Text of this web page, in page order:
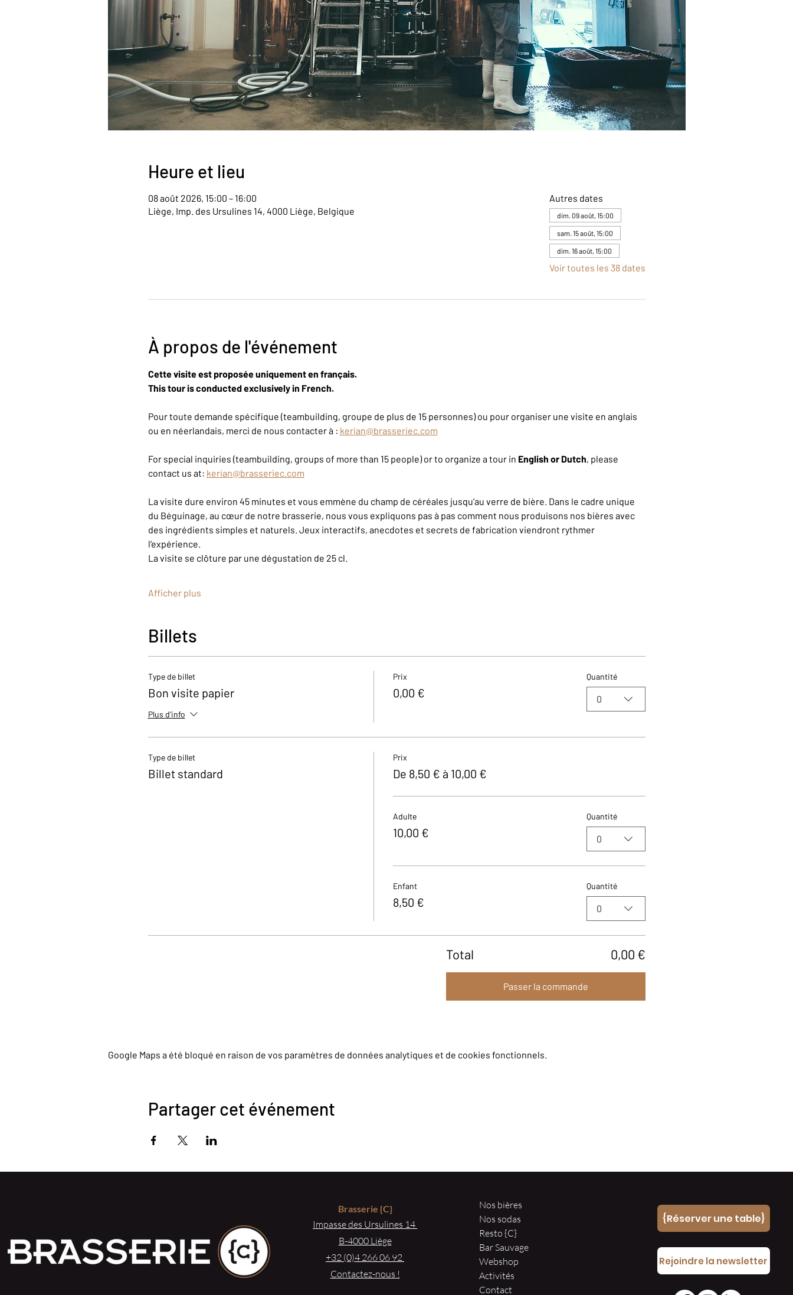
Heure et lieu
08 août 2026, 15:00 – 16:00
Liège, Imp. des Ursulines 14, 4000 Liège, Belgique
Autres dates
dim. 09 août, 15:00
sam. 15 août, 15:00
dim. 16 août, 15:00
Voir toutes les 38 dates
À propos de l'événement
Cette visite est proposée uniquement en français.
This tour is conducted exclusively in French.
Pour toute demande spécifique (teambuilding, groupe de plus de 15 personnes) ou pour organiser une visite en anglais
ou en néerlandais, merci de nous contacter à : kerian@brasseriec.com
For special inquiries (teambuilding, groups of more than 15 people) or to organize a tour in English or Dutch, please
contact us at: kerian@brasseriec.com
La visite dure environ 45 minutes et vous emmène du champ de céréales jusqu’au verre de bière. Dans le cadre unique
du Béguinage, au cœur de notre brasserie, nous vous expliquons pas à pas comment nous produisons nos bières avec
des ingrédients simples et naturels. Jeux interactifs, anecdotes et secrets de fabrication viendront rythmer
l’expérience.
La visite se clôture par une dégustation de 25 cl.
Afficher plus
Billets
Type de billet
Bon visite papier
Plus d'info
Prix
0,00 €
Quantité
0
Type de billet
Billet standard
Prix
De 8,50 € à 10,00 €
Adulte
10,00 €
Quantité
0
Enfant
8,50 €
Quantité
0
Total 0,00 €
Passer la commande
Google Maps a été bloqué en raison de vos paramètres de données analytiques et de cookies fonctionnels.
Partager cet événement
Brasserie{C}
Impasse des Ursulines 14
B-4000 Liège
+32 (0)4 266 06 92
Contactez-nous !
Nos bières
Nos sodas
Resto {C}
Bar Sauvage
Webshop
Activités
Contact
{Réserver une table}
Rejoindre la newsletter